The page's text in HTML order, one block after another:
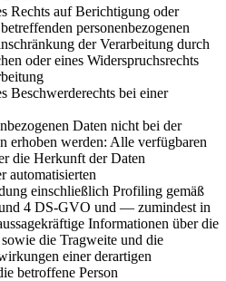
Rechts auf Berichtigung oder
personenbezogenen
der Verarbeitung durch
oder eines Widerspruchsrechts
Beschwerderechts bei einer
Daten nicht bei der
erhoben werden: Alle verfügbaren
die Herkunft der Daten
automatisierten
einschließlich Profiling gemäß
4 DS-GVO und — zumindest in
Informationen über die
die Tragweite und die
einer derartigen
betroffene Person